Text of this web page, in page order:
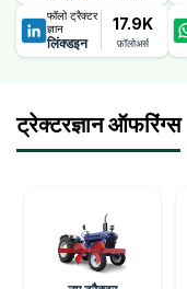
फॉलो ट्रैक्टर
ज्ञान
लिंक्डइन
17.9K
फ़ॉलोअर्स
ट्रेक्टरज्ञान ऑफरिंग्स